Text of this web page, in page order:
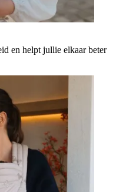
en helpt jullie elkaar beter